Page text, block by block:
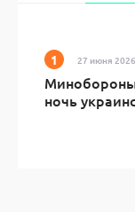
27 июня 2026
ночь